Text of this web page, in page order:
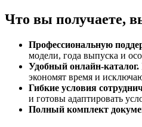
Что вы получаете,
Профессиональную
модели, года выпуска и
Удобный онлайн‑каталог.
экономят время и
Гибкие условия
и готовы адаптировать
Полный комплект